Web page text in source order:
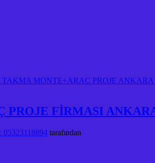
MONTE+ARAÇ PROJE
PROJE FİRMASI
tarafından